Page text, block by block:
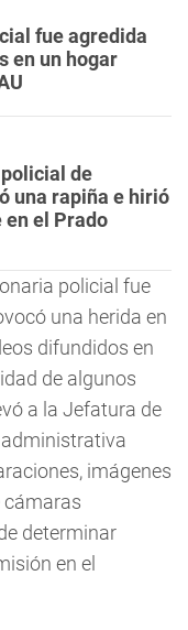
fue agredida
en un hogar
de
una rapiña e hirió
en el Prado
policial fue
una herida en
difundidos en
de algunos
a la Jefatura de
imágenes
cámaras
determinar
en el